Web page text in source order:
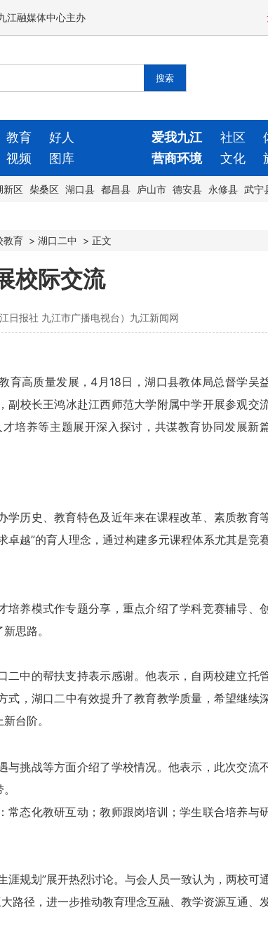
江融媒体中心主办
教育 好人 爱我九江 社区
视频 图库 营商环境 文化
新区 柴桑区 湖口县 都昌县 庐山市 德安县 永修县 武宁
教育 > 湖口二中 > 正文
校际交流
日报社 九江市广播电视台）九江新闻网
育高质量发展，4月18日，湖口县教体局总督学吴
校长王鸿冰赴江西师范大学附属中学开展参观交
培养等主题展开深入探讨，共谋教育协同发展新
学历史、教育特色及近年来在课程改革、素质教育
越”的育人理念，通过构建多元课程体系尤其是竞
养模式作专题分享，重点介绍了学科竞赛辅导、
思路。
中的帮扶支持表示感谢。他表示，自两校建立托
，湖口二中有效提升了教育教学质量，希望继续
台阶。
挑战等方面介绍了学校情况。他表示，此次交流
态化教研互动；教师跟岗培训；学生联合培养与
规划”展开热烈讨论。与会人员一致认为，两校可
路径，进一步推动教育理念互融、教学资源互通、